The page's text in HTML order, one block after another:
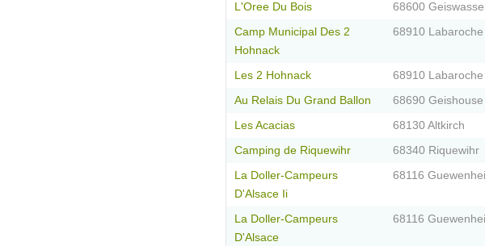
L'Oree Du Bois 68600
Camp Municipal Des 2
Hohnack
68910 Labaroche
Les 2 Hohnack 68910 Labaroche
Au Relais Du Grand Ballon 68690 Geishouse
Les Acacias 68130 Altkirch
Camping de Riquewihr 68340 Riquewihr
La Doller-Campeurs
D'Alsace Ii
68116
La Doller-Campeurs
D'Alsace
68116